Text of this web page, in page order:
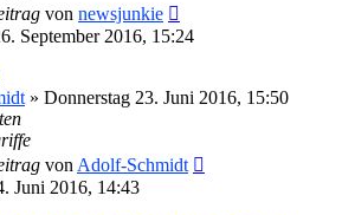
von newsjunkie
September 2016, 15:24
» Donnerstag 23. Juni 2016, 15:50
von Adolf-Schmidt
Juni 2016, 14:43